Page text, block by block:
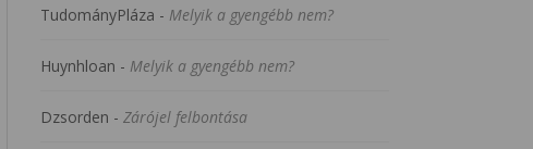
TudományPláza - Melyik a gyengébb nem?
Huynhloan - Melyik a gyengébb nem?
Dzsorden - Zárójel felbontása